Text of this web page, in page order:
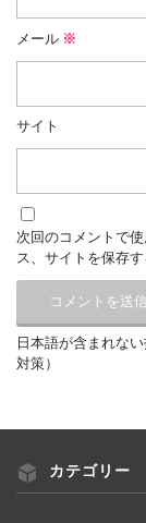
メール ※
サイト
次回のコメントで
ス、サイトを保存す
日本語が含まれな
対策）
カテゴリー